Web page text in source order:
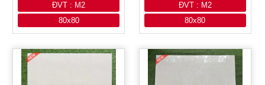
ĐVT : M2
80x80
ĐVT : M2
80x80